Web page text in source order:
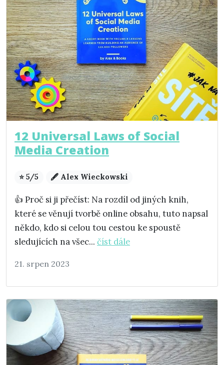
12 Universal Laws of Social
Media Creation
⭐ 5/5 🖋️ Alex Wieckowski
👍 Proč si ji přečíst: Na rozdíl od jiných knih,
které se věnují tvorbě online obsahu, tuto napsal
někdo, kdo si celou tou cestou ke spoustě
sledujících na všec... číst dále
21. srpen 2023